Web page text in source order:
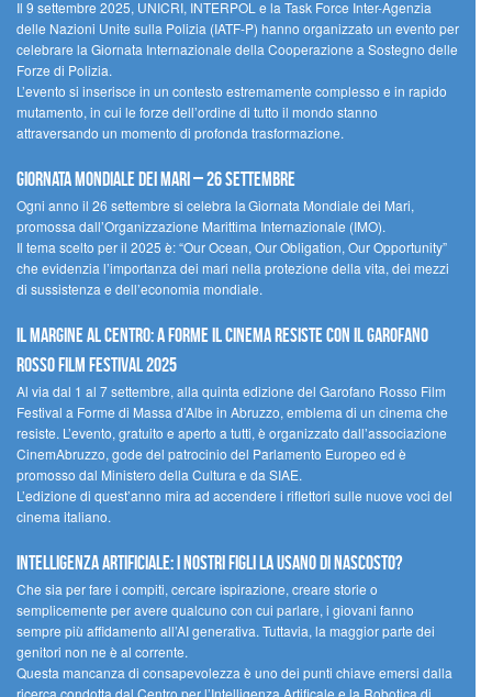
Il 9 settembre 2025, UNICRI, INTERPOL e la Task Force Inter-Agenzia
delle Nazioni Unite sulla Polizia (IATF-P) hanno organizzato un evento per
celebrare la Giornata Internazionale della Cooperazione a Sostegno delle
Forze di Polizia.
L’evento si inserisce in un contesto estremamente complesso e in rapido
mutamento, in cui le forze dell’ordine di tutto il mondo stanno
attraversando un momento di profonda trasformazione.
Giornata Mondiale dei Mari – 26 settembre
Ogni anno il 26 settembre si celebra la Giornata Mondiale dei Mari,
promossa dall’Organizzazione Marittima Internazionale (IMO).
Il tema scelto per il 2025 è: “Our Ocean, Our Obligation, Our Opportunity”
che evidenzia l’importanza dei mari nella protezione della vita, dei mezzi
di sussistenza e dell’economia mondiale.
Il margine al centro: a Forme il cinema resiste con il Garofano
Rosso Film Festival 2025
Al via dal 1 al 7 settembre, alla quinta edizione del Garofano Rosso Film
Festival a Forme di Massa d’Albe in Abruzzo, emblema di un cinema che
resiste. L’evento, gratuito e aperto a tutti, è organizzato dall’associazione
CinemAbruzzo, gode del patrocinio del Parlamento Europeo ed è
promosso dal Ministero della Cultura e da SIAE.
L’edizione di quest’anno mira ad accendere i riflettori sulle nuove voci del
cinema italiano.
Intelligenza artificiale: i nostri figli la usano di nascosto?
Che sia per fare i compiti, cercare ispirazione, creare storie o
semplicemente per avere qualcuno con cui parlare, i giovani fanno
sempre più affidamento all’AI generativa. Tuttavia, la maggior parte dei
genitori non ne è al corrente.
Questa mancanza di consapevolezza è uno dei punti chiave emersi dalla
ricerca condotta dal Centro per l’Intelligenza Artificale e la Robotica di